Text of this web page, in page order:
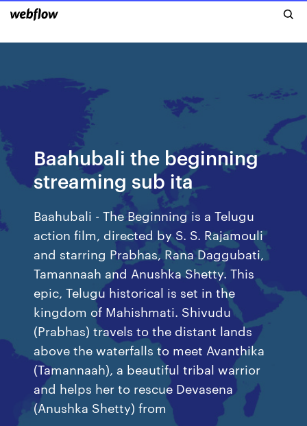
Baahubali the beginning
streaming sub ita
Baahubali - The Beginning is a Telugu
action film, directed by S. S. Rajamouli
and starring Prabhas, Rana Daggubati,
Tamannaah and Anushka Shetty. This
epic, Telugu historical is set in the
kingdom of Mahishmati. Shivudu
(Prabhas) travels to the distant lands
above the waterfalls to meet Avanthika
(Tamannaah), a beautiful tribal warrior
and helps her to rescue Devasena
(Anushka Shetty) from